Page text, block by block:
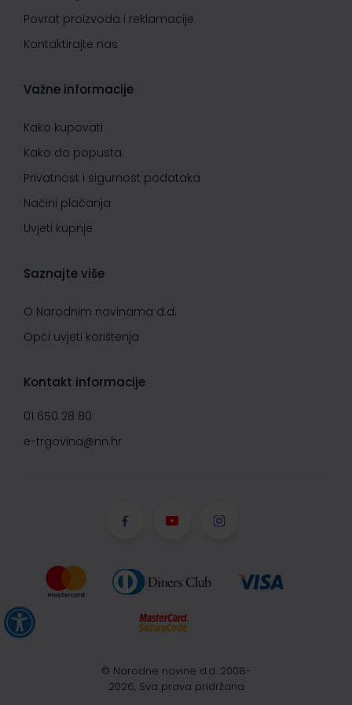
Povrat proizvoda i reklamacije
Kontaktirajte nas
Važne informacije
Kako kupovati
Kako do popusta
Privatnost i sigurnost podataka
Načini plaćanja
Uvjeti kupnje
Saznajte više
O Narodnim novinama d.d.
Opći uvjeti korištenja
Kontakt informacije
01 650 28 80
e-trgovina@nn.hr
© Narodne novine d.d. 2008-
2026, Sva prava pridržana